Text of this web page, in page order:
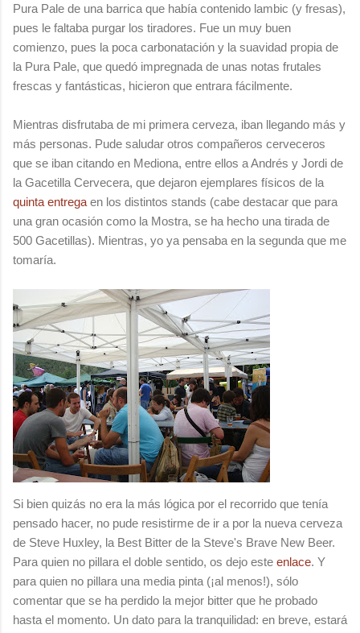
Pura Pale de una barrica que había contenido lambic (y fresas),
pues le faltaba purgar los tiradores. Fue un muy buen
comienzo, pues la poca carbonatación y la suavidad propia de
la Pura Pale, que quedó impregnada de unas notas frutales
frescas y fantásticas, hicieron que entrara fácilmente.
Mientras disfrutaba de mi primera cerveza, iban llegando más y
más personas. Pude saludar otros compañeros cerveceros
que se iban citando en Mediona, entre ellos a Andrés y Jordi de
la Gacetilla Cervecera, que dejaron ejemplares físicos de la
quinta entrega en los distintos stands (cabe destacar que para
una gran ocasión como la Mostra, se ha hecho una tirada de
500 Gacetillas). Mientras, yo ya pensaba en la segunda que me
tomaría.
Si bien quizás no era la más lógica por el recorrido que tenía
pensado hacer, no pude resistirme de ir a por la nueva cerveza
de Steve Huxley, la Best Bitter de la Steve's Brave New Beer.
Para quien no pillara el doble sentido, os dejo este enlace. Y
para quien no pillara una media pinta (¡al menos!), sólo
comentar que se ha perdido la mejor bitter que he probado
hasta el momento. Un dato para la tranquilidad: en breve, estará